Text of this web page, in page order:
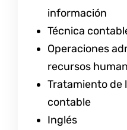
información
Técnica
Operaciones
recursos
Tratamiento de
contable
Inglés